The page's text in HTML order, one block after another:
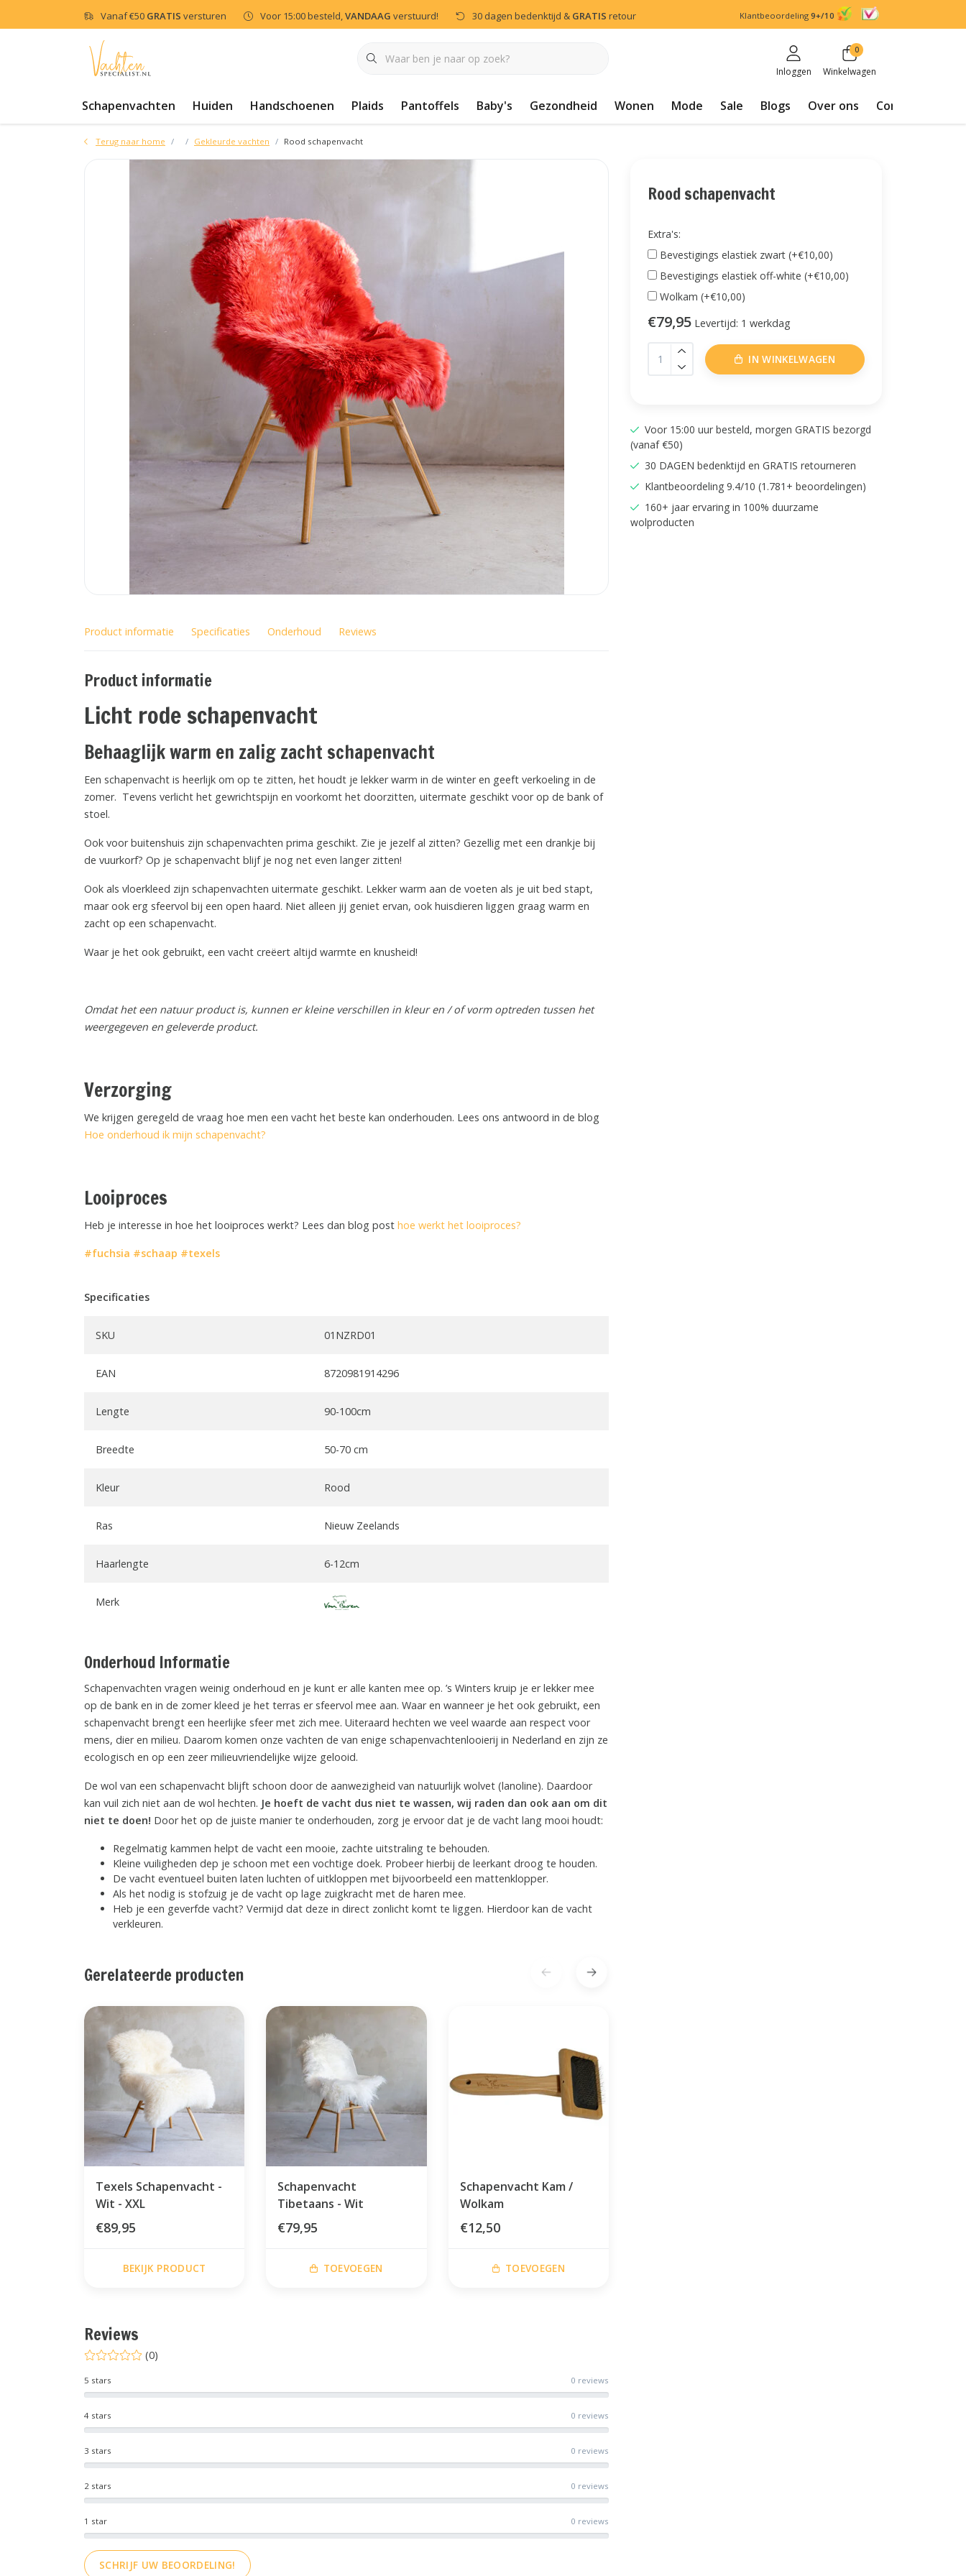
Vanaf€50 GRATIS versturen Voor 15:00 besteld,VANDAAG verstuurd! 30 dagen bedenktijd & GRATIS retour Klantbeoordeling 9+/10
Inloggen
0
Winkelwagen
Schapenvachten Huiden Handschoenen Plaids Pantoffels Baby's Gezondheid Wonen Mode Sale Blogs Over ons Contact
Terug naar home Gekleurde vachten Rood schapenvacht
Rood schapenvacht
Extra's:
Bevestigings elastiek zwart (+€10,00)
Bevestigings elastiek off-white (+€10,00)
Wolkam (+€10,00)
€79,95 Levertijd: 1 werkdag
IN WINKELWAGEN
Voor 15:00 uur besteld, morgen GRATIS bezorgd
(vanaf €50)
30 DAGEN bedenktijd en GRATIS retourneren
Klantbeoordeling 9.4/10 (1.781+ beoordelingen)
160+ jaar ervaring in 100% duurzame
wolproducten
Product informatie Specificaties Onderhoud Reviews
Product informatie
Licht rode schapenvacht
Behaaglijk warm en zalig zacht schapenvacht
Een schapenvacht is heerlijk om op te zitten, het houdt je lekker warm in de winter en geeft verkoeling in de
zomer. Tevens verlicht het gewrichtspijn en voorkomt het doorzitten, uitermate geschikt voor op de bank of
stoel.
Ook voor buitenshuis zijn schapenvachten prima geschikt. Zie je jezelf al zitten? Gezellig met een drankje bij
de vuurkorf? Op je schapenvacht blijf je nog net even langer zitten!
Ook als vloerkleed zijn schapenvachten uitermate geschikt. Lekker warm aan de voeten als je uit bed stapt,
maar ook erg sfeervol bij een open haard. Niet alleen jij geniet ervan, ook huisdieren liggen graag warm en
zacht op een schapenvacht.
Waar je het ook gebruikt, een vacht creëert altijd warmte en knusheid!
Omdat het een natuur product is, kunnen er kleine verschillen in kleur en / of vorm optreden tussen het
weergegeven en geleverde product.
Verzorging
We krijgen geregeld de vraag hoe men een vacht het beste kan onderhouden. Lees ons antwoord in de blog
Hoe onderhoud ik mijn schapenvacht?
Looiproces
Heb je interesse in hoe het looiproces werkt? Lees dan blog post hoe werkt het looiproces?
#fuchsia #schaap #texels
Specificaties
SKU 01NZRD01
EAN 8720981914296
Lengte 90-100cm
Breedte 50-70 cm
Kleur Rood
Ras Nieuw Zeelands
Haarlengte 6-12cm
Merk
Onderhoud Informatie
Schapenvachten vragen weinig onderhoud en je kunt er alle kanten mee op. ’s Winters kruip je er lekker mee
op de bank en in de zomer kleed je het terras er sfeervol mee aan. Waar en wanneer je het ook gebruikt, een
schapenvacht brengt een heerlijke sfeer met zich mee. Uiteraard hechten we veel waarde aan respect voor
mens, dier en milieu. Daarom komen onze vachten de van enige schapenvachtenlooierij in Nederland en zijn ze
ecologisch en op een zeer milieuvriendelijke wijze gelooid.
De wol van een schapenvacht blijft schoon door de aanwezigheid van natuurlijk wolvet (lanoline). Daardoor
kan vuil zich niet aan de wol hechten. Je hoeft de vacht dus niet te wassen, wij raden dan ook aan om dit
niet te doen! Door het op de juiste manier te onderhouden, zorg je ervoor dat je de vacht lang mooi houdt:
Regelmatig kammen helpt de vacht een mooie, zachte uitstraling te behouden.
Kleine vuiligheden dep je schoon met een vochtige doek. Probeer hierbij de leerkant droog te houden.
De vacht eventueel buiten laten luchten of uitkloppen met bijvoorbeeld een mattenklopper.
Als het nodig is stofzuig je de vacht op lage zuigkracht met de haren mee.
Heb je een geverfde vacht? Vermijd dat deze in direct zonlicht komt te liggen. Hierdoor kan de vacht
verkleuren.
Gerelateerde producten
Texels Schapenvacht -
Wit - XXL
€89,95
BEKIJK PRODUCT
Schapenvacht
Tibetaans - Wit
€79,95
TOEVOEGEN
Schapenvacht Kam /
Wolkam
€12,50
TOEVOEGEN
Reviews
(0)
1 star 0 reviews
2 stars 0 reviews
3 stars 0 reviews
4 stars 0 reviews
5 stars 0 reviews
SCHRIJF UW BEOORDELING!